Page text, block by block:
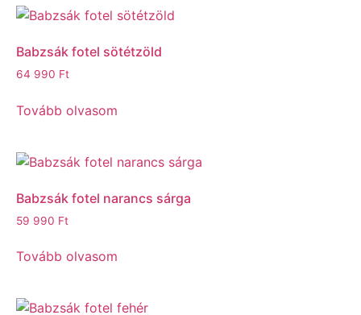
Babzsák fotel sötétzöld
64 990 Ft
Tovább olvasom
Babzsák fotel narancs sárga
59 990 Ft
Tovább olvasom